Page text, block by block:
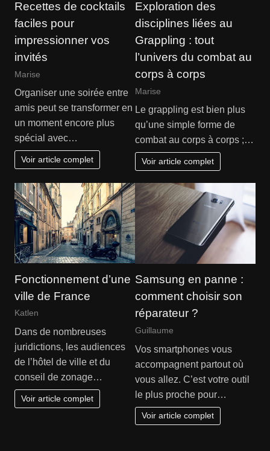
Recettes de cocktails
faciles pour
impressionner vos
invités
Marise
Organiser une soirée entre
amis peut se transformer en
un moment encore plus
spécial avec…
Voir article complet
Exploration des
disciplines liées au
Grappling : tout
l’univers du combat au
corps à corps
Marise
Le grappling est bien plus
qu’une simple forme de
combat au corps à corps ;…
Voir article complet
Fonctionnement d’une
ville de France
Katlen
Dans de nombreuses
juridictions, les audiences
de l’hôtel de ville et du
conseil de zonage…
Voir article complet
Samsung en panne :
comment choisir son
réparateur ?
Guillaume
Vos smartphones vous
accompagnent partout où
vous allez. C’est votre outil
le plus proche pour…
Voir article complet